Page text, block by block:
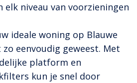
elk niveau van voorzieningen
ideale woning op Blauwe
eenvoudig geweest. Met
platform en
kun je snel door